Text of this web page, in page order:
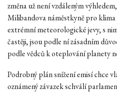
změna už není vzdáleným
Milibandova náměstkyně pro
extrémní meteorologické jevy, s
častěji, jsou podle ní zásadním
podle vědců k oteplování planety
Podrobný plán snížení emisí chce
oznámený závazek schválí